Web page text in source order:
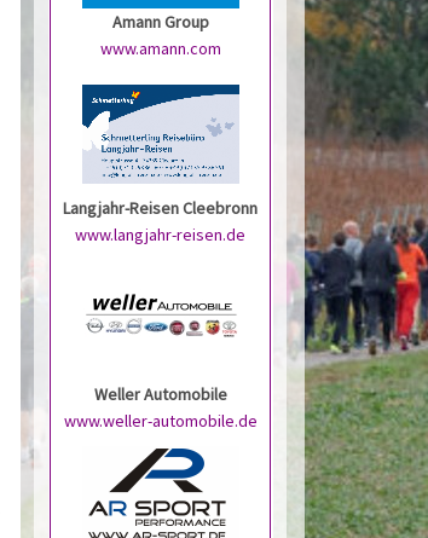
Amann Group
www.amann.com
Langjahr-Reisen Cleebronn
www.langjahr-reisen.de
Weller Automobile
www.weller-automobile.de